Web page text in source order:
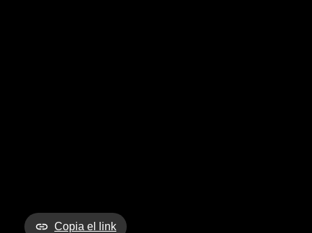
Copia el link